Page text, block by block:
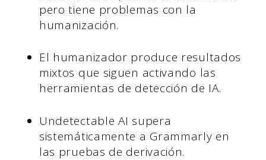
pero tiene problemas con la
humanización.
El humanizador produce resultados
mixtos que siguen activando las
herramientas de detección de IA.
Undetectable AI supera
sistemáticamente a Grammarly en
las pruebas de derivación.